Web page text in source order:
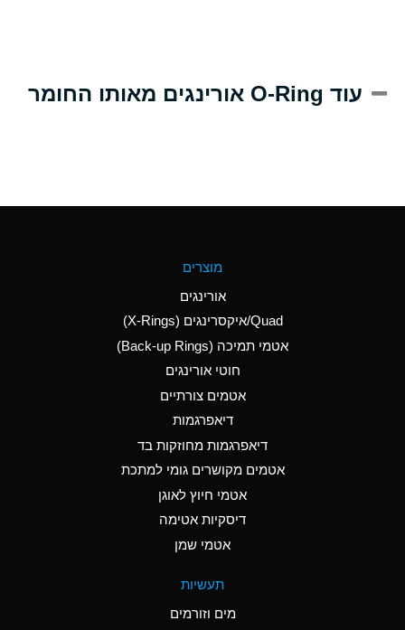
(Aqueous)
Aluminum Nitrate
(Aqueous)
Aluminum Phosphate
Ammonia Anhydrous
A
Ammonia Gas (cold)
A
Ammonia Gas (hot)
עוד O-Ring אורינגים מאותו החומר
מוצרים
אורינגים
Quad/איקסרינגים (X-Rings)
אטמי תמיכה (Back-up Rings)
חוטי אורינגים
אטמים צורתיים
דיאפרגמות
דיאפרגמות מחוזקות בד
אטמים מקושרים גומי למתכת
אטמי חיוץ לאוגן
דיסקיות אטימה
אטמי שמן
תעשיות
מים וזורמים